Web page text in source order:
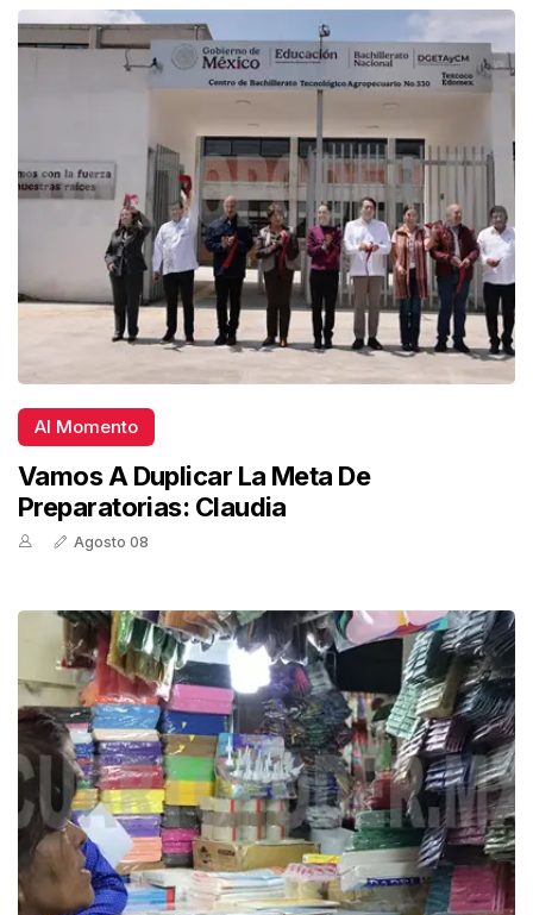
Al Momento
Vamos A Duplicar La Meta De
Preparatorias: Claudia
Agosto 08